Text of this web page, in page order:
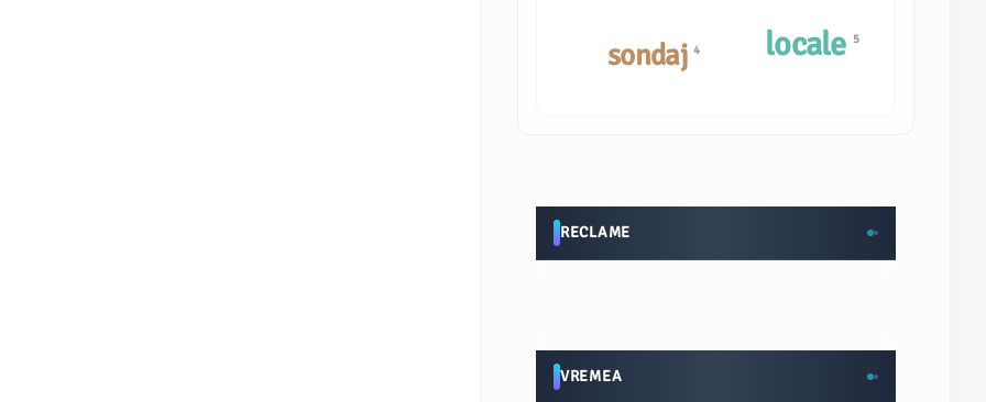
sondaj4 locale 5
RECLAME
VREMEA